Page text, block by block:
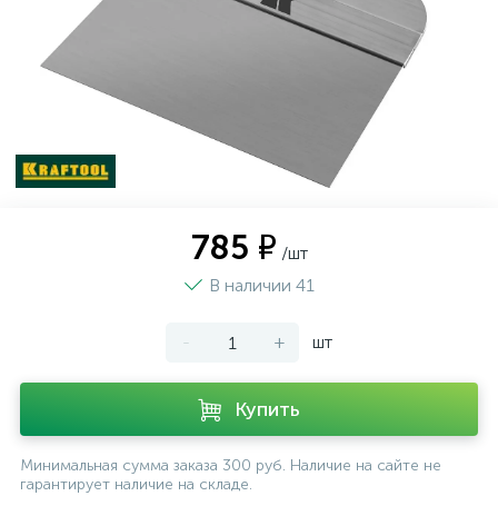
785 ₽ /шт
В наличии 41
- + шт
Купить
Минимальная сумма заказа 300 руб. Наличие на сайте не
гарантирует наличие на складе.